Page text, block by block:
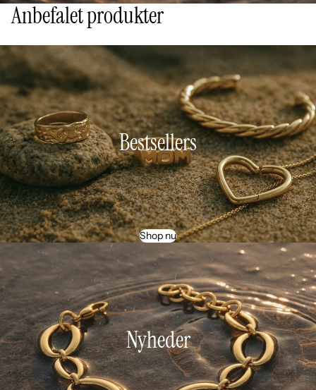
Anbefalet produkter
Bestsellers
Shop nu
Nyheder